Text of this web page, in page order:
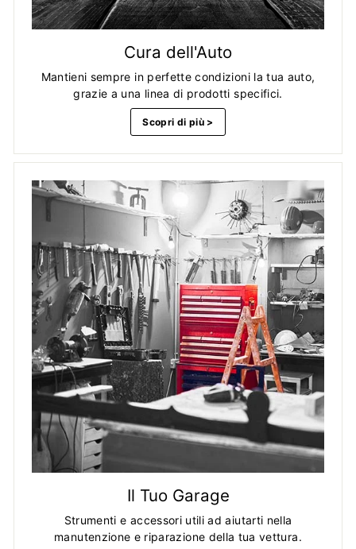
Cura dell'Auto
Mantieni sempre in perfette condizioni la tua auto,
grazie a una linea di prodotti specifici.
Scopri di più >
Il Tuo Garage
Strumenti e accessori utili ad aiutarti nella
manutenzione e riparazione della tua vettura.